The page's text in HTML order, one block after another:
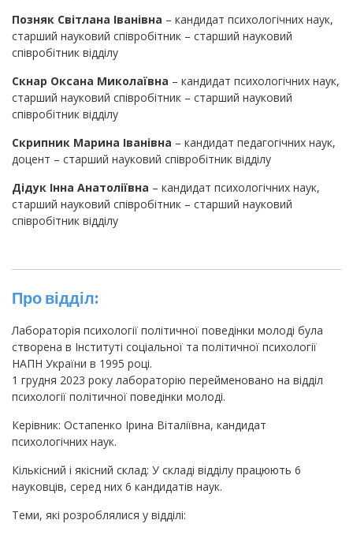
Позняк Світлана Іванівна – кандидат психологічних наук,
старший науковий співробітник – старший науковий
співробітник відділу
Скнар Оксана Миколаївна – кандидат психологічних наук,
старший науковий співробітник – старший науковий
співробітник відділу
Скрипник Марина Іванівна – кандидат педагогічних наук,
доцент – старший науковий співробітник відділу
Дідук Інна Анатоліївна – кандидат психологічних наук,
старший науковий співробітник – старший науковий
співробітник відділу
Про відділ:
Лабораторія психології політичної поведінки молоді була
створена в Інституті соціальної та політичної психології
НАПН України в 1995 році.
1 грудня 2023 року лабораторію перейменовано на відділ
психології політичної поведінки молоді.
Керівник: Остапенко Ірина Віталіївна, кандидат
психологічних наук.
Кількісний і якісний склад: У складі відділу працюють 6
науковців, серед них 6 кандидатів наук.
Теми, які розроблялися у відділі: